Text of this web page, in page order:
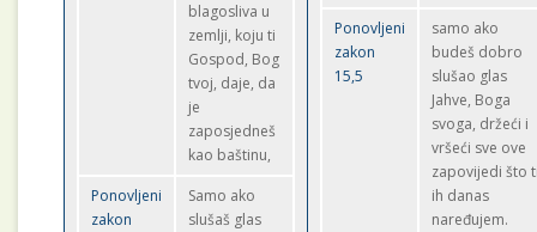
blagosliva u
zemlji, koju ti
Gospod, Bog
tvoj, daje, da
je
zaposjedneš
kao baštinu,
Ponovljeni
zakon
Samo ako
slušaš glas
Ponovljeni
zakon
15,5
samo ako
budeš dobro
slušao glas
Jahve, Boga
svoga, držeći i
vršeći sve ove
zapovijedi što
ih danas
naređujem.